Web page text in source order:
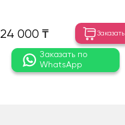
24 000 ₸ Заказать
Заказать по
WhatsApp